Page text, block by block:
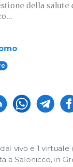
della salute
vivo e 1 virtuale
a Salonicco, in